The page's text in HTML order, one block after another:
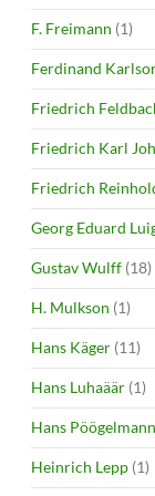
F. Freimann (1)
Ferdinand
Friedrich
Friedrich Karl
Friedrich
Georg Eduard
Gustav Wulff (18)
H. Mulkson (1)
Hans Käger (11)
Hans Luhaäär (1)
Hans Pöögelmann
Heinrich Lepp (1)